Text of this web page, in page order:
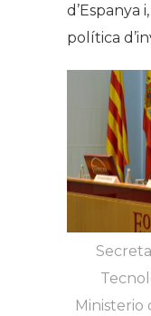
d’Espanya
política
Ministerio